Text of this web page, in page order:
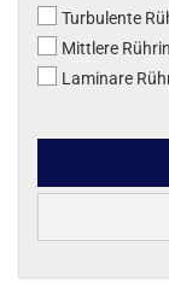
Turbulente
Mittlere
Laminare